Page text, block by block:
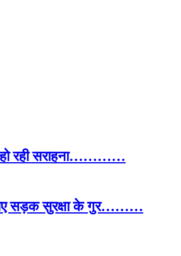
हो रही सराहना…………
सड़क सुरक्षा के गुर………